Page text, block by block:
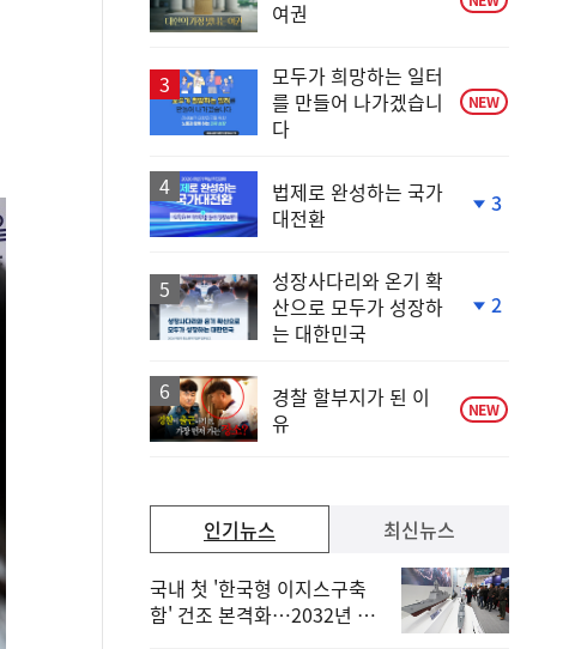
여권
모두가 희망하는 일터
를 만들어 나가겠습니
다
NEW
법제로 완성하는 국가
대전환
3
성장사다리와 온기 확
산으로 모두가 성장하
는 대한민국
2
경찰 할부지가 된 이
유
NEW
인기뉴스
국내 첫 '한국형 이지스구축
함' 건조 본격화…2032년 해
최신뉴스